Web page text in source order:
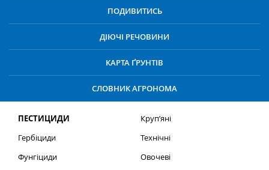
ПОДИВИТИСЬ
ДІЮЧІ РЕЧОВИНИ
КАРТА ҐРУНТІВ
СЛОВНИК АГРОНОМА
ПЕСТИЦИДИ
Гербіциди
Фунгіциди
Круп’яні
Технічні
Овочеві